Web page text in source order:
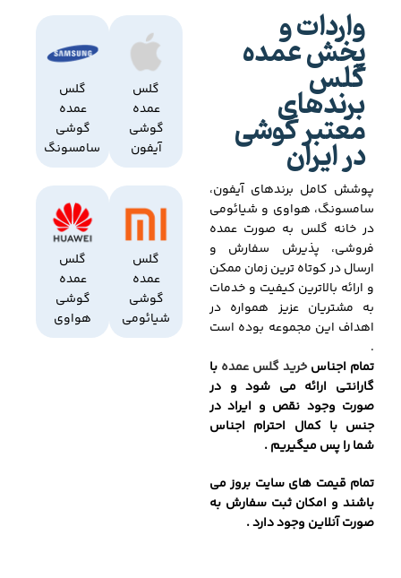
واردات و
پخش عمده
گلس
برندهای
معتبر گوشی
در ایران
پوشش کامل برندهای آیفون،
سامسونگ، هواوی و شیائومی
در خانه گلس به صورت عمده
فروشی، پذیرش سفارش و
ارسال در کوتاه ترین زمان ممکن
و ارائه بالاترین کیفیت و خدمات
به مشتریان عزیز همواره در
اهداف این مجموعه بوده است
.
تمام اجناسخرید گلس عمده با
گارانتی ارائه می شود و در
صورت وجود نقص و ایراد در
جنس با کمال احترام اجناس
شما را پس میگیریم .
تمام قیمت های سایت بروز می
باشند و امکان ثبت سفارش به
صورت آنلاین وجود دارد .
گلس
عمده
گوشی
آیفون
گلس
عمده
گوشی
سامسونگ
گلس
عمده
گوشی
شیائومی
گلس
عمده
گوشی
هواوی